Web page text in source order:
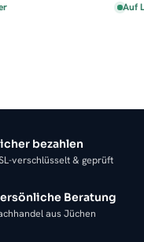
Auf
bezahlen
verschlüsselt & geprüft
Beratung
aus Jüchen